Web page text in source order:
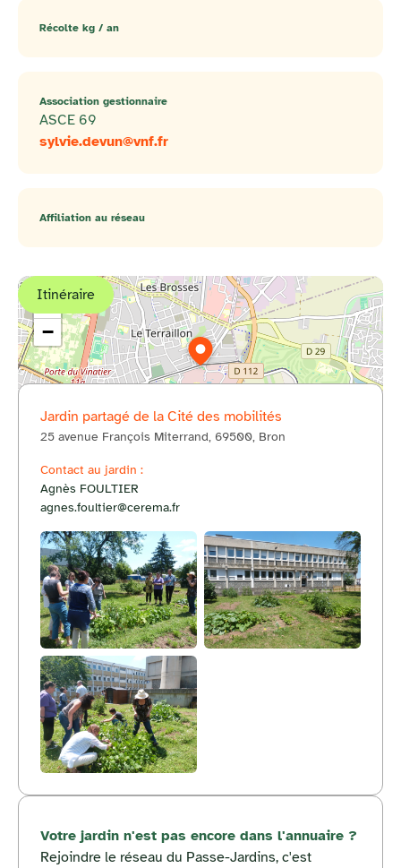
Récolte kg / an
Association gestionnaire
ASCE 69
sylvie.devun@vnf.fr
Affiliation au réseau
Itinéraire
+
−
Jardin partagé de la Cité des mobilités
25 avenue François Miterrand, 69500, Bron
Contact au jardin :
Agnès FOULTIER
agnes.foultier@cerema.fr
Votre jardin n'est pas encore dans l'annuaire ?
Rejoindre le réseau du Passe-Jardins, c'est